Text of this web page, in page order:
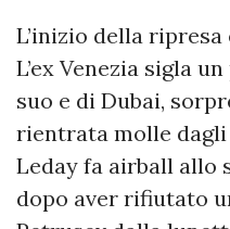
L’inizio della ripresa
L’ex Venezia sigla
suo e di Dubai,
rientrata molle dagli
Leday fa airball allo
dopo aver rifiutato